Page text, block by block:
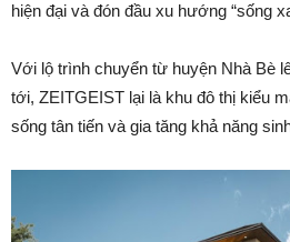
hiện đại và đón đầu xu hướng “sống
Với lộ trình chuyển từ huyện Nhà Bè
tới, ZEITGEIST lại là khu đô thị kiểu
sống tân tiến và gia tăng khả năng